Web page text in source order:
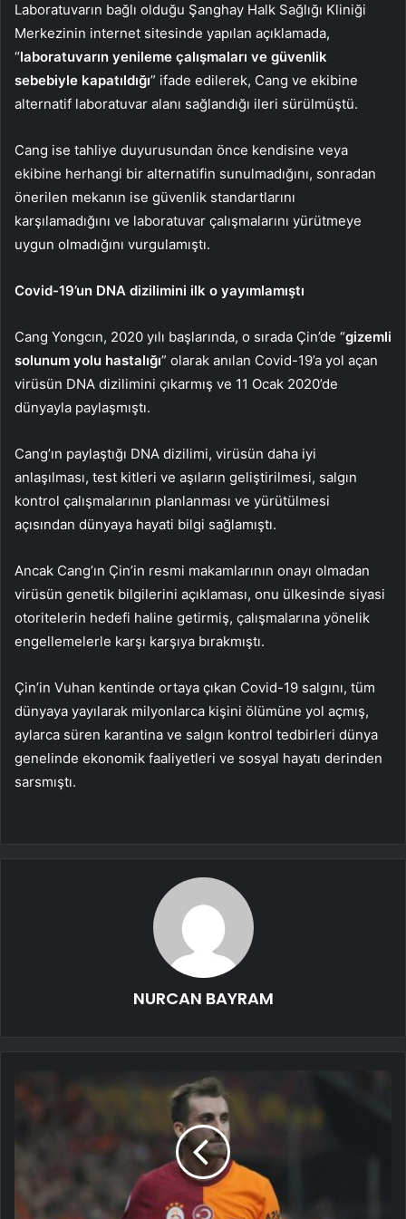
Laboratuvarın bağlı olduğu Şanghay Halk Sağlığı Kliniği
Merkezinin internet sitesinde yapılan açıklamada,
“laboratuvarın yenileme çalışmaları ve güvenlik
sebebiyle kapatıldığı” ifade edilerek, Cang ve ekibine
alternatif laboratuvar alanı sağlandığı ileri sürülmüştü.
Cang ise tahliye duyurusundan önce kendisine veya
ekibine herhangi bir alternatifin sunulmadığını, sonradan
önerilen mekanın ise güvenlik standartlarını
karşılamadığını ve laboratuvar çalışmalarını yürütmeye
uygun olmadığını vurgulamıştı.
Covid-19’un DNA dizilimini ilk o yayımlamıştı
Cang Yongcın, 2020 yılı başlarında, o sırada Çin’de “gizemli
solunum yolu hastalığı” olarak anılan Covid-19’a yol açan
virüsün DNA dizilimini çıkarmış ve 11 Ocak 2020’de
dünyayla paylaşmıştı.
Cang’ın paylaştığı DNA dizilimi, virüsün daha iyi
anlaşılması, test kitleri ve aşıların geliştirilmesi, salgın
kontrol çalışmalarının planlanması ve yürütülmesi
açısından dünyaya hayati bilgi sağlamıştı.
Ancak Cang’ın Çin’in resmi makamlarının onayı olmadan
virüsün genetik bilgilerini açıklaması, onu ülkesinde siyasi
otoritelerin hedefi haline getirmiş, çalışmalarına yönelik
engellemelerle karşı karşıya bırakmıştı.
Çin’in Vuhan kentinde ortaya çıkan Covid-19 salgını, tüm
dünyaya yayılarak milyonlarca kişini ölümüne yol açmış,
aylarca süren karantina ve salgın kontrol tedbirleri dünya
genelinde ekonomik faaliyetleri ve sosyal hayatı derinden
sarsmıştı.
NURCAN BAYRAM